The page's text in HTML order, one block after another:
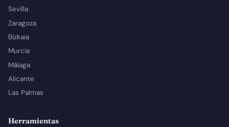
Sevilla
Zaragoza
Bizkaia
Murcia
Málaga
Alicante
Las Palmas
Herramientas